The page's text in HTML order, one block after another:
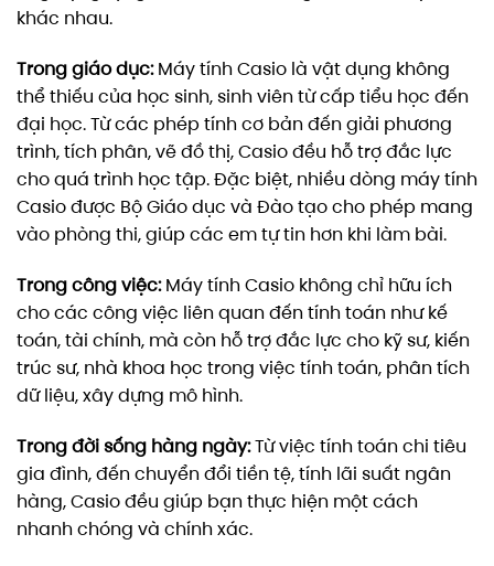
khác nhau.
Trong giáo dục:Máy tính Casio là vật dụng không
thể thiếu của học sinh, sinh viên từ cấp tiểu học đến
đại học. Từ các phép tính cơ bản đến giải phương
trình, tích phân, vẽ đồ thị, Casio đều hỗ trợ đắc lực
cho quá trình học tập. Đặc biệt, nhiều dòng máy tính
Casio được Bộ Giáo dục và Đào tạo cho phép mang
vào phòng thi, giúp các em tự tin hơn khi làm bài.
Trong công việc:Máy tính Casio không chỉ hữu ích
cho các công việc liên quan đến tính toán như kế
toán, tài chính, mà còn hỗ trợ đắc lực cho kỹ sư, kiến
trúc sư, nhà khoa học trong việc tính toán, phân tích
dữ liệu, xây dựng mô hình.
Trong đời sống hàng ngày:Từ việc tính toán chi tiêu
gia đình, đến chuyển đổi tiền tệ, tính lãi suất ngân
hàng, Casio đều giúp bạn thực hiện một cách
nhanh chóng và chính xác.